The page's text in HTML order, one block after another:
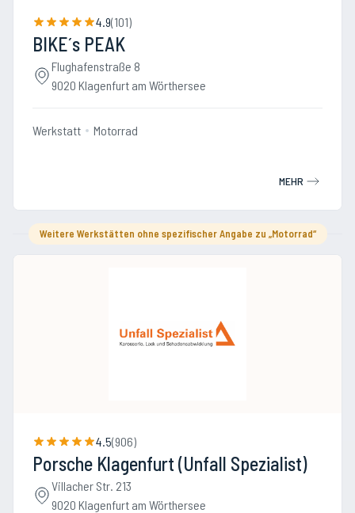
4.9(101)
BIKE´s PEAK
Flughafenstraße 8
9020 Klagenfurt am Wörthersee
Werkstatt Motorrad
MEHR
Weitere Werkstätten ohne spezifischer Angabe zu „Motorrad“
4.5(906)
Porsche Klagenfurt (Unfall Spezialist)
Villacher Str. 213
9020 Klagenfurt am Wörthersee